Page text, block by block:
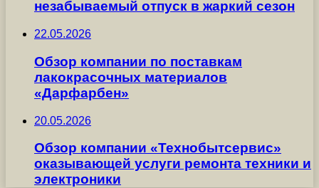
незабываемый отпуск в жаркий сезон
22.05.2026
Обзор компании по поставкам
лакокрасочных материалов
«Дарфарбен»
20.05.2026
Обзор компании «Технобытсервис»
оказывающей услуги ремонта техники и
электроники